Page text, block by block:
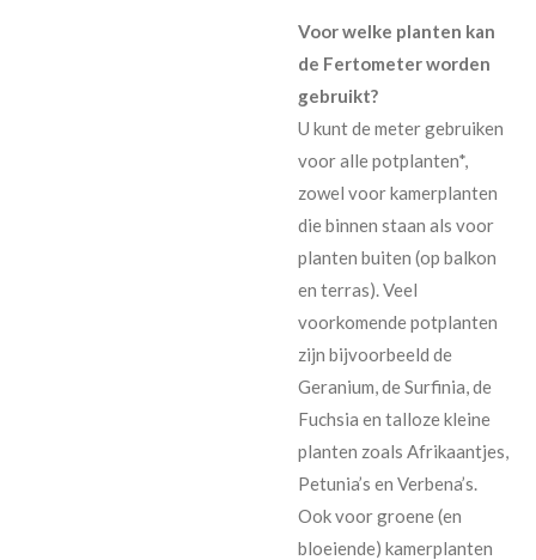
Voor welke planten kan
de Fertometer worden
gebruikt?
U kunt de meter gebruiken
voor alle potplanten*,
zowel voor kamerplanten
die binnen staan als voor
planten buiten (op balkon
en terras). Veel
voorkomende potplanten
zijn bijvoorbeeld de
Geranium, de Surfinia, de
Fuchsia en talloze kleine
planten zoals Afrikaantjes,
Petunia’s en Verbena’s.
Ook voor groene (en
bloeiende) kamerplanten